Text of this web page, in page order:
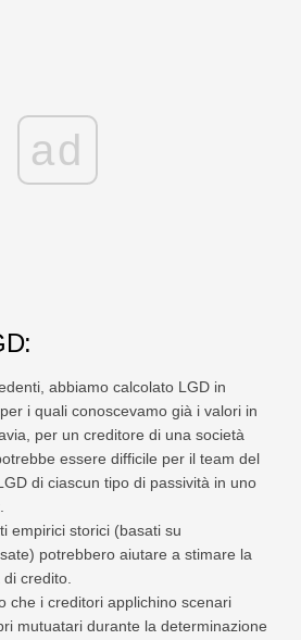
ad
abbiamo calcolato LGD in
i quali conoscevamo già i valori in
per un creditore di una società
essere difficile per il team del
di ciascun tipo di passività in uno
empirici storici (basati su
potrebbero aiutare a stimare la
credito.
che i creditori applichino scenari
mutuatari durante la determinazione